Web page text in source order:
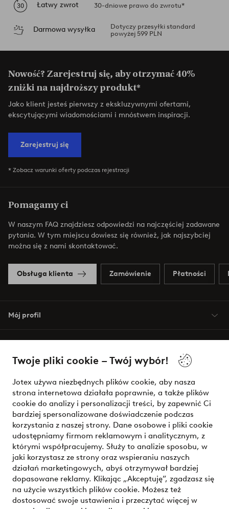
Twoje pliki cookie – Twój wybór!
Jotex używa niezbędnych plików cookie, aby nasza
strona internetowa działała poprawnie, a także plików
cookie do analizy i personalizacji treści, by zapewnić Ci
bardziej spersonalizowane doświadczenie podczas
korzystania z naszej strony. Dane osobowe i pliki cookie
udostępniamy firmom reklamowym i analitycznym, z
którymi współpracujemy. Służy to analizie sposobu, w
jaki korzystasz ze strony oraz wspieraniu naszych
działań marketingowych, abyś otrzymywał bardziej
dopasowane reklamy. Klikając „Akceptuję”, zgadzasz się
na użycie wszystkich plików cookie. Możesz też
dostosować swoje ustawienia i przeczytać więcej w
Łatwy zwrot 30-dniowe prawo do zwrotu*
Darmowa wysyłka
Dotyczy przesyłki standard
powyżej 599 PLN
Nowość? Zarejestruj się, aby otrzymać 40%
zniżki na najdroższy produkt*
Jako klient jesteś pierwszy z ekskluzywnymi ofertami,
ekscytującymi wiadomościami i mnóstwem inspiracji.
Zarejestruj się
* Zobacz warunki oferty podczas rejestracji
Pomagamy ci
W naszym FAQ znajdziesz odpowiedzi na najczęściej zadawane
pytania. W tym miejscu dowiesz się również, jak najszybciej
można się z nami skontaktować.
Obsługa klienta Zamówienie Płatności
Mój profil
Warunki
Bezpieczne płatności - zapłać teraz lub podziel się
Chcesz dowiedzieć się więcej o naszych opcjach płatności